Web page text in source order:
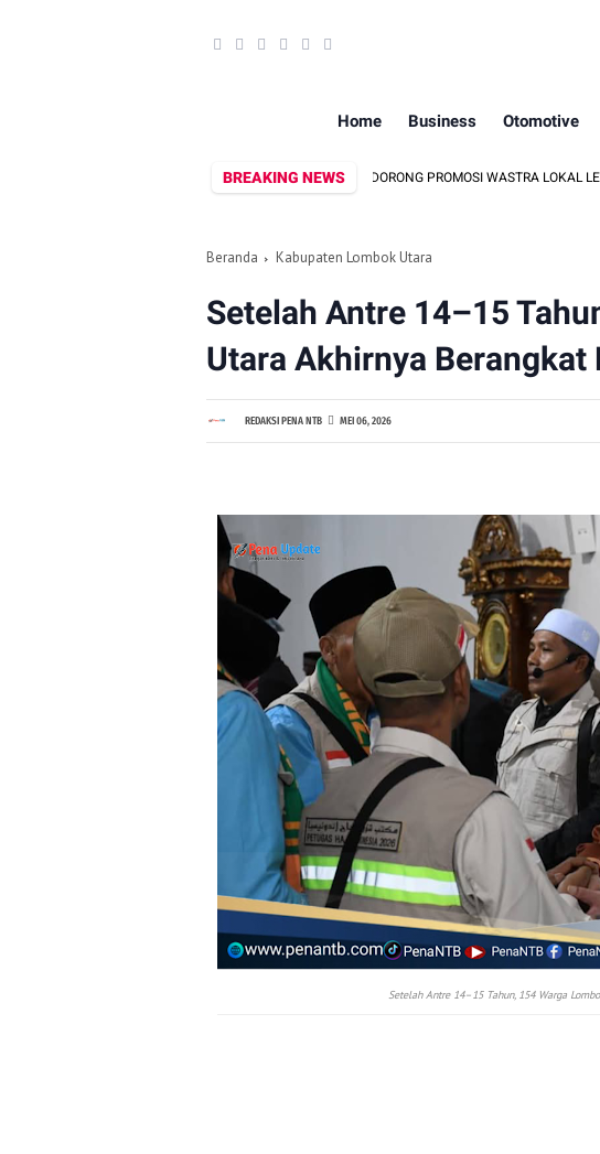
Home Business Otomotive
BREAKING NEWS
DEKRANASDA DAN DISPAR LOMBOK UTARA DORONG PROMOSI WASTRA LOKAL LEWAT
Beranda Kabupaten Lombok Utara
Setelah Antre 14–15
Utara Akhirnya Berangkat
REDAKSI PENA NTB MEI 06, 2026
Setelah Antre 14–15 Tahun, 154 Warga